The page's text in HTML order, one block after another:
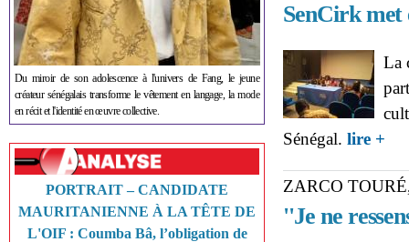
Du miroir de son adolescence à l'univers de Fang, le jeune
créateur sénégalais transforme le vêtement en langage, la mode
en récit et l'identité en œuvre collective.
PORTRAIT – CANDIDATE
MAURITANIENNE À LA TÊTE DE
L'OIF : Coumba Bâ, l’obligation de
SenCirk met
La
Sénégal. lire +
ZARCO
''Je ne